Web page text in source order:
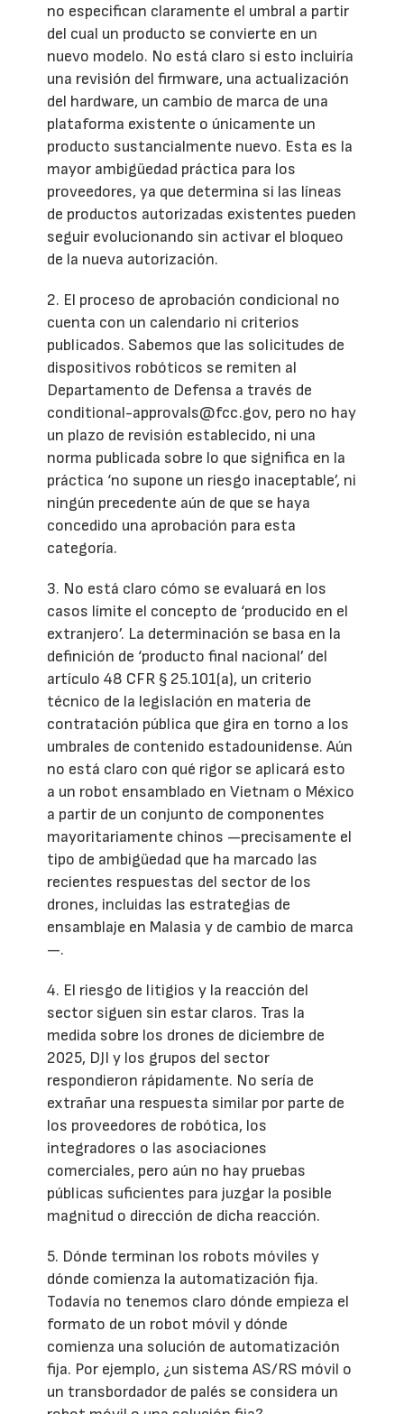
no especifican claramente el umbral a partir
del cual un producto se convierte en un
nuevo modelo. No está claro si esto incluiría
una revisión del firmware, una actualización
del hardware, un cambio de marca de una
plataforma existente o únicamente un
producto sustancialmente nuevo. Esta es la
mayor ambigüedad práctica para los
proveedores, ya que determina si las líneas
de productos autorizadas existentes pueden
seguir evolucionando sin activar el bloqueo
de la nueva autorización.
2. El proceso de aprobación condicional no
cuenta con un calendario ni criterios
publicados. Sabemos que las solicitudes de
dispositivos robóticos se remiten al
Departamento de Defensa a través de
conditional-approvals@fcc.gov, pero no hay
un plazo de revisión establecido, ni una
norma publicada sobre lo que significa en la
práctica ‘no supone un riesgo inaceptable’, ni
ningún precedente aún de que se haya
concedido una aprobación para esta
categoría.
3. No está claro cómo se evaluará en los
casos límite el concepto de ‘producido en el
extranjero’. La determinación se basa en la
definición de ‘producto final nacional’ del
artículo 48 CFR § 25.101(a), un criterio
técnico de la legislación en materia de
contratación pública que gira en torno a los
umbrales de contenido estadounidense. Aún
no está claro con qué rigor se aplicará esto
a un robot ensamblado en Vietnam o México
a partir de un conjunto de componentes
mayoritariamente chinos —precisamente el
tipo de ambigüedad que ha marcado las
recientes respuestas del sector de los
drones, incluidas las estrategias de
ensamblaje en Malasia y de cambio de marca
—.
4. El riesgo de litigios y la reacción del
sector siguen sin estar claros. Tras la
medida sobre los drones de diciembre de
2025, DJI y los grupos del sector
respondieron rápidamente. No sería de
extrañar una respuesta similar por parte de
los proveedores de robótica, los
integradores o las asociaciones
comerciales, pero aún no hay pruebas
públicas suficientes para juzgar la posible
magnitud o dirección de dicha reacción.
5. Dónde terminan los robots móviles y
dónde comienza la automatización fija.
Todavía no tenemos claro dónde empieza el
formato de un robot móvil y dónde
comienza una solución de automatización
fija. Por ejemplo, ¿un sistema AS/RS móvil o
un transbordador de palés se considera un